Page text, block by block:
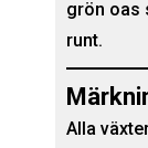
grön oas
runt.
Alla